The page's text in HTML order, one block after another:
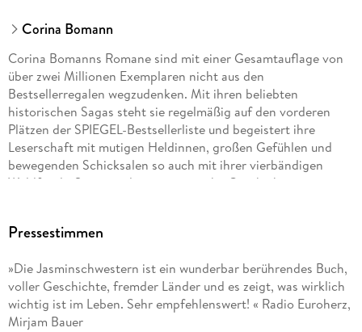
Corina Bomann
Corina Bomanns Romane sind mit einer Gesamtauflage von
über zwei Millionen Exemplaren nicht aus den
Bestsellerregalen wegzudenken. Mit ihren beliebten
historischen Sagas steht sie regelmäßig auf den vorderen
Plätzen der SPIEGEL-Bestsellerliste und begeistert ihre
Leserschaft mit mutigen Heldinnen, großen Gefühlen und
bewegenden Schicksalen so auch mit ihrer vierbändigen
Waldfriede-Saga um die ereignisreiche Geschichte eines
Pressestimmen
»Die Jasminschwestern ist ein wunderbar berührendes Buch,
voller Geschichte, fremder Länder und es zeigt, was wirklich
wichtig ist im Leben. Sehr empfehlenswert! « Radio Euroherz,
Mirjam Bauer